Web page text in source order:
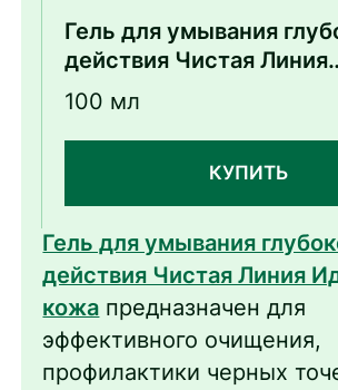
Гель для умывания
действия Чистая Линия
Идеальная кожа
100 мл
КУПИТЬ
Гель для умывания
действия Чистая Линия
кожа предназначен для
эффективного очищения,
профилактики черных